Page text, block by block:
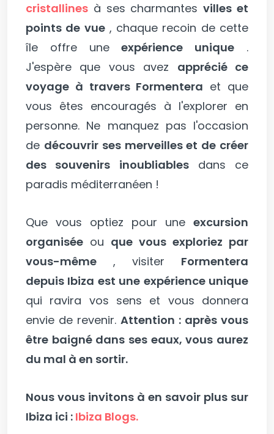
cristallines à ses charmantesvilles et
points de vue, chaque recoin de cette
île offre uneexpérience unique .
J'espère que vous avez apprécié ce
voyage à travers Formentera et que
vous êtes encouragés à l'explorer en
personne. Ne manquez pas l'occasion
de découvrir ses merveilles et de créer
des souvenirs inoubliablesdans ce
paradis méditerranéen !
Que vous optiez pour une excursion
organisée ou que vous exploriez par
vous-même , visiter Formentera
depuis Ibiza est une expérience unique
qui ravira vos sens et vous donnera
envie de revenir. Attention : après vous
être baigné dans ses eaux, vous aurez
du mal à en sortir.
Nous vous invitons à en savoir plus sur
Ibiza ici : Ibiza Blogs.